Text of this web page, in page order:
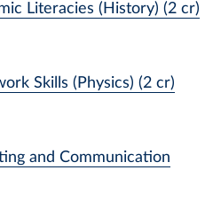
Literacies (History) (2 cr)
Skills (Physics) (2 cr)
and Communication